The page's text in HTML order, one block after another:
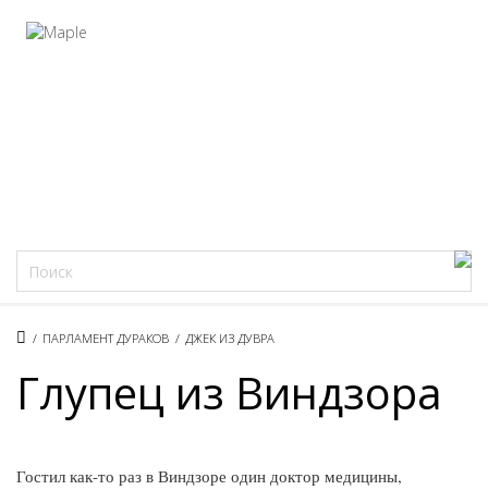
/ ПАРЛАМЕНТ ДУРАКОВ / ДЖЕК ИЗ ДУВРА
Глупец из Виндзора
Гостил как-то раз в Виндзоре один доктор медицины,